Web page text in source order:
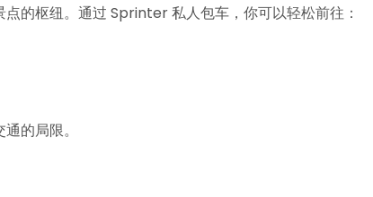
的枢纽。通过 Sprinter 私人包车，你可以轻松前往：
的局限。